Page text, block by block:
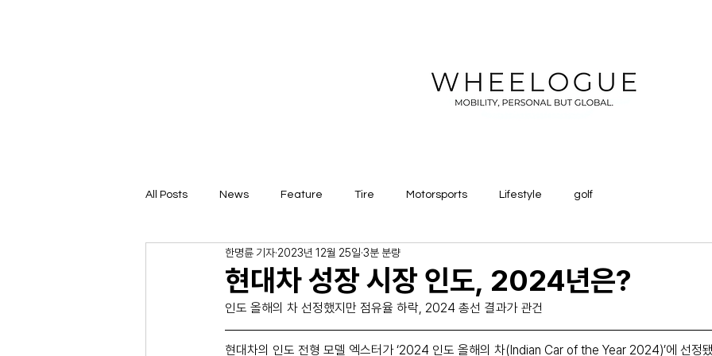
All Posts News Feature Tire Motorsports Lifestyle golf
현대차 성장 시장 인도, 2024년은?
한명륜 기자 2023년 12월 25일 3분 분량
인도 올해의 차 선정했지만 점유율 하락, 2024 총선 결과가 관건
현대차의 인도 전형 모델 엑스터가 ‘2024 인도 올해의 차(Indian Car of the Year 2024)’에 선정